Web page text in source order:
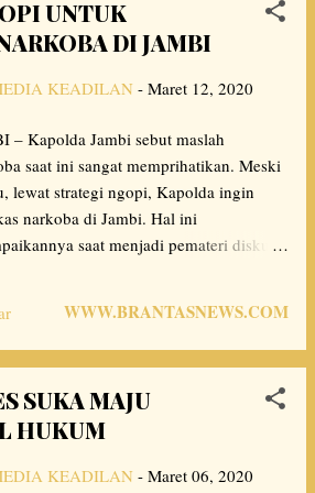
hasil rapat Partai Golkar Tanjabbar
waktu lalu. Dia menegaskan hal itu
lebih cocok di posisi dua. "Hasil
yang lalu di Tanjabbar Golkar posisi
harga mati, kalau bisa komunikasi
untuk posisi satu itu yang siapa kan,"
Faisal menegaskan komunikasi aktif
ke sejumlah partai politik yang ada.
atau ke PAN. Semua partai kemungkinan
UNTUK
DI JAMBI
KEADILAN - Maret 12, 2020
– Kapolda Jambi sebut maslah
saat ini sangat memprihatikan. Meski
lewat strategi ngopi, Kapolda ingin
narkoba di Jambi. Hal ini
saat menjadi pemateri diskusi
Narkoba ini sangat memprihatikan.
dilantik ia sudah diingatkan soal
pesat. Sehari saya dilantik, pak
hadir disini Kepala BNN,
di Jambi.” Katanya. Setelah itu, pada
WWW.BRANTASNEWS.COM
SUKA MAJU
HUKUM
KEADILAN - Maret 06, 2020